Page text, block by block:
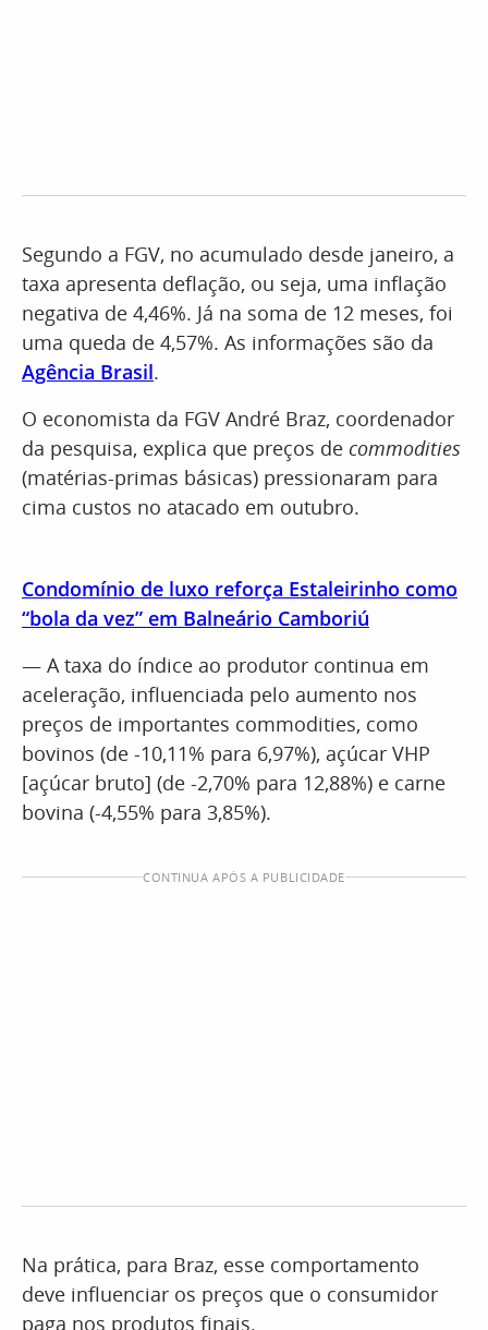
Segundo a FGV, no acumulado desde janeiro, a
taxa apresenta deflação, ou seja, uma inflação
negativa de 4,46%. Já na soma de 12 meses, foi
uma queda de 4,57%. As informações são da
Agência Brasil.
O economista da FGV André Braz, coordenador
da pesquisa, explica que preços de commodities
(matérias-primas básicas) pressionaram para
cima custos no atacado em outubro.
Condomínio de luxo reforça Estaleirinho como
“bola da vez” em Balneário Camboriú
— A taxa do índice ao produtor continua em
aceleração, influenciada pelo aumento nos
preços de importantes commodities, como
bovinos (de -10,11% para 6,97%), açúcar VHP
[açúcar bruto] (de -2,70% para 12,88%) e carne
bovina (-4,55% para 3,85%).
CONTINUA APÓS A PUBLICIDADE
Na prática, para Braz, esse comportamento
deve influenciar os preços que o consumidor
paga nos produtos finais.